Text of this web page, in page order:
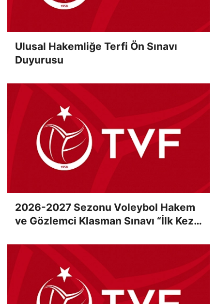
Ulusal Hakemliğe Terfi Ön Sınavı
Duyurusu
2026-2027 Sezonu Voleybol Hakem
ve Gözlemci Klasman Sınavı “İlk Kez”